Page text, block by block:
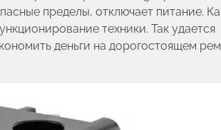
пределы, отключает питание.
техники. Так удается
деньги на дорогостоящем